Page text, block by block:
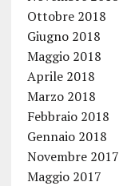
Ottobre 2018
Giugno 2018
Maggio 2018
Aprile 2018
Marzo 2018
Febbraio 2018
Gennaio 2018
Novembre 2017
Maggio 2017